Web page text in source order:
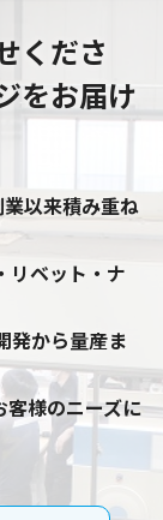
くださ
をお届け
以来積み重ね
リベット・ナ
発から量産ま
客様のニーズに